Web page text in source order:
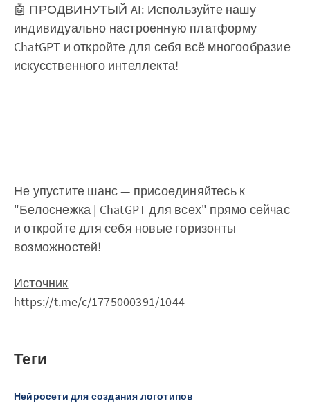
🤖 ПРОДВИНУТЫЙ AI: Используйте нашу
индивидуально настроенную платформу
ChatGPT и откройте для себя всё многообразие
искусственного интеллекта!
Не упустите шанс — присоединяйтесь к
"Белоснежка | ChatGPT для всех" прямо сейчас
и откройте для себя новые горизонты
возможностей!
Источник
https://t.me/c/1775000391/1044
Теги
Нейросети для создания логотипов